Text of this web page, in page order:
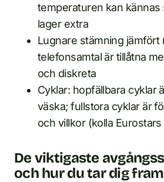
temperaturen kan kännas
lager extra
Lugnare stämning jämfört
telefonsamtal är tillåtna
och diskreta
Cyklar: hopfällbara cyklar
väska; fullstora cyklar är
och villkor (kolla
De viktigaste
och hur du tar dig fram